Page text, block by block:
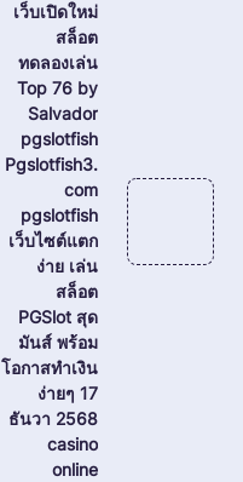
เว็บเปิดใหม่
สล็อต
ทดลองเล่น
Top 76 by
Salvador
pgslotfish
Pgslotfish3.
com
pgslotfish
เว็บไซต์แตก
ง่าย เล่น
สล็อต
PGSlot สุด
มันส์ พร้อม
โอกาสทำเงิน
ง่ายๆ 17
ธันวา 2568
casino
online